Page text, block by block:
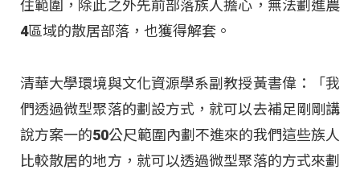
住範圍，除此之外先前部落族人擔心，無法劃進農
4區域的散居部落，也獲得解套。
清華大學環境與文化資源學系副教授黃書偉：「我
們透過微型聚落的劃設方式，就可以去補足剛剛講
說方案一的50公尺範圍內劃不進來的我們這些族人
比較散居的地方，就可以透過微型聚落的方式來劃